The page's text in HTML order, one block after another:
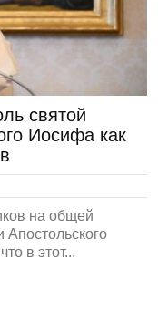
святой
Иосифа как
на общей
Апостольского
в этот...